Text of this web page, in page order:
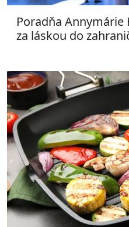
Poradňa Annymárie
za láskou do